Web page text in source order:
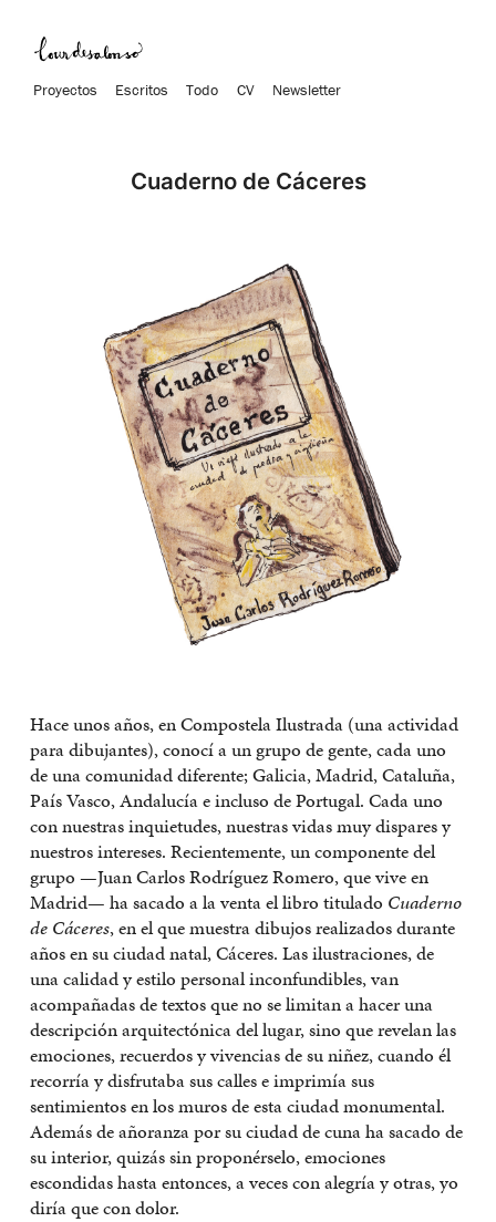
Proyectos Escritos Todo CV Newsletter
Cuaderno de Cáceres
Hace unos años, en Compostela Ilustrada (una actividad
para dibujantes), conocí a un grupo de gente, cada uno
de una comunidad diferente; Galicia, Madrid, Cataluña,
País Vasco, Andalucía e incluso de Portugal. Cada uno
con nuestras inquietudes, nuestras vidas muy dispares y
nuestros intereses. Recientemente, un componente del
grupo —Juan Carlos Rodríguez Romero, que vive en
Madrid— ha sacado a la venta el libro titulado Cuaderno
de Cáceres, en el que muestra dibujos realizados durante
años en su ciudad natal, Cáceres. Las ilustraciones, de
una calidad y estilo personal inconfundibles, van
acompañadas de textos que no se limitan a hacer una
descripción arquitectónica del lugar, sino que revelan las
emociones, recuerdos y vivencias de su niñez, cuando él
recorría y disfrutaba sus calles e imprimía sus
sentimientos en los muros de esta ciudad monumental.
Además de añoranza por su ciudad de cuna ha sacado de
su interior, quizás sin proponérselo, emociones
escondidas hasta entonces, a veces con alegría y otras, yo
diría que con dolor.